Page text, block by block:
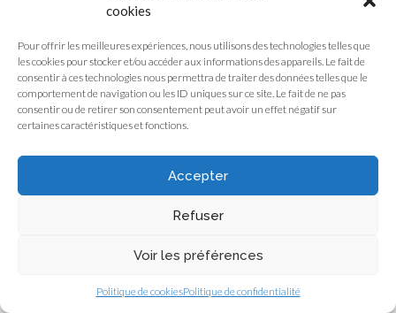
cookies
Pour offrir les meilleures expériences, nous utilisons des technologies telles que
les cookies pour stocker et/ou accéder aux informations des appareils. Le fait de
consentir à ces technologies nous permettra de traiter des données telles que le
comportement de navigation ou les ID uniques sur ce site. Le fait de ne pas
consentir ou de retirer son consentement peut avoir un effet négatif sur
certaines caractéristiques et fonctions.
Accepter
Refuser
Voir les préférences
Politique de cookiesPolitique de confidentialité
– mieux identifier les situations à risque
– ne plus minimiser certains comportements
– protéger efficacement les victimes
– responsabiliser chacun, y compris les témoins
quelle que soit sa forme.
Taggedemployeur ,entreprise,harcèlement
loi,travail,VSS